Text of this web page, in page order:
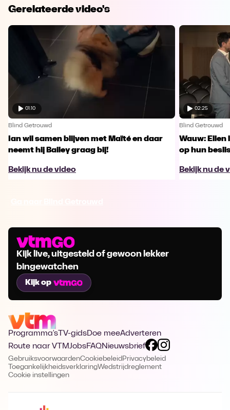
Gerelateerde video's
01:10
Blind Getrouwd
Ian wil samen blijven met Maïté en daar
neemt hij Bailey graag bij!
Bekijk nu de video
02:25
Blind Getrouwd
Wauw:
op hun
Bekijk nu de
Kijk live, uitgesteld of gewoon lekker
bingewatchen
Kijk op
Programma's TV-gidsDoe meeAdverteren
Route naar VTMJobsFAQNieuwsbrief
GebruiksvoorwaardenCookiebeleid Privacybeleid
ToegankelijkheidsverklaringWedstrijdreglement
Cookie instellingen